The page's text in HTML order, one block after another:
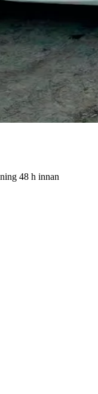
48 h innan